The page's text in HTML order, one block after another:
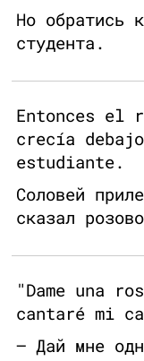
Но обратись
студента.
Entonces el
crecía
estudiante.
Соловей
сказал
"Dame una
cantaré mi
— Дай мне